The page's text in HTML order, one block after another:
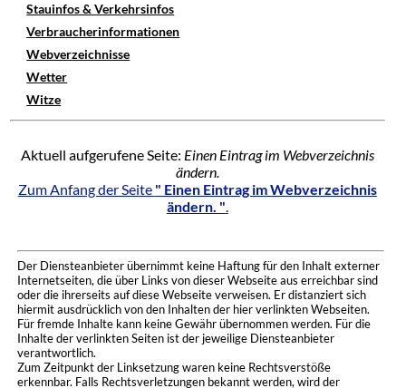
Stauinfos & Verkehrsinfos
Verbraucherinformationen
Webverzeichnisse
Wetter
Witze
Aktuell aufgerufene Seite: Einen Eintrag im Webverzeichnis
ändern.
Zum Anfang der Seite " Einen Eintrag im Webverzeichnis
ändern. ".
Der Diensteanbieter übernimmt keine Haftung für den Inhalt externer
Internetseiten, die über Links von dieser Webseite aus erreichbar sind
oder die ihrerseits auf diese Webseite verweisen. Er distanziert sich
hiermit ausdrücklich von den Inhalten der hier verlinkten Webseiten.
Für fremde Inhalte kann keine Gewähr übernommen werden. Für die
Inhalte der verlinkten Seiten ist der jeweilige Diensteanbieter
verantwortlich.
Zum Zeitpunkt der Linksetzung waren keine Rechtsverstöße
erkennbar. Falls Rechtsverletzungen bekannt werden, wird der